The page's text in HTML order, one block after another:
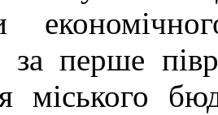
за перше
міського